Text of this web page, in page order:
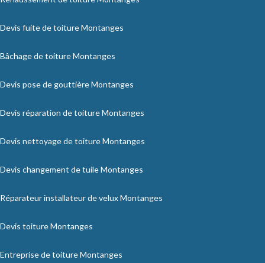
Devis fuite de toiture Montanges
Bâchage de toiture Montanges
Devis pose de gouttière Montanges
Devis réparation de toiture Montanges
Devis nettoyage de toiture Montanges
Devis changement de tuile Montanges
Réparateur installateur de velux Montanges
Devis toiture Montanges
Entreprise de toiture Montanges